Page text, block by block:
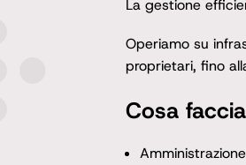
La gestione
Operiamo su
proprietari, fino
Cosa